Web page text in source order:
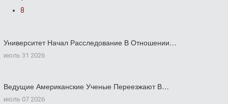
8
Университет Начал Расследование В Отношении…
июль 31 2026
Ведущие Американские Ученые Переезжают В…
июль 07 2026